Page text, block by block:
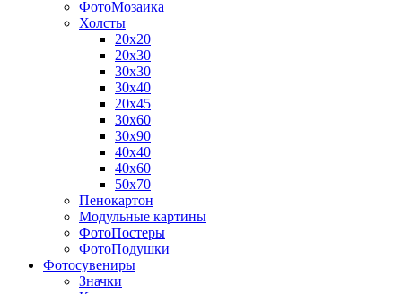
ФотоМозаика
Холсты
20х20
20х30
30х30
30х40
20х45
30х60
30х90
40х40
40х60
50х70
Пенокартон
Модульные картины
ФотоПостеры
ФотоПодушки
Фотоcувениры
Значки